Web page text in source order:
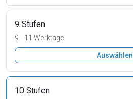
9 Stufen
9 - 11 Werktage
Auswählen
10 Stufen